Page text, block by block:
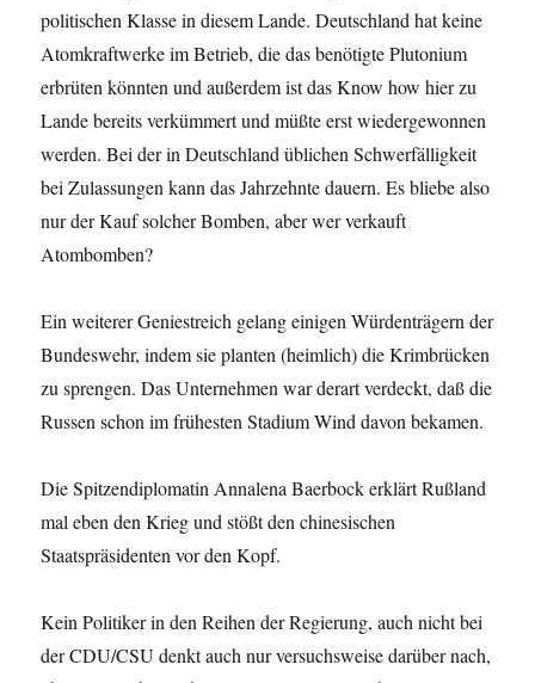
politischen Klasse in diesem Lande. Deutschland hat keine
Atomkraftwerke im Betrieb, die das benötigte Plutonium
erbrüten könnten und außerdem ist das Know how hier zu
Lande bereits verkümmert und müßte erst wiedergewonnen
werden. Bei der in Deutschland üblichen Schwerfälligkeit
bei Zulassungen kann das Jahrzehnte dauern. Es bliebe also
nur der Kauf solcher Bomben, aber wer verkauft
Atombomben?
Ein weiterer Geniestreich gelang einigen Würdenträgern der
Bundeswehr, indem sie planten (heimlich) die Krimbrücken
zu sprengen. Das Unternehmen war derart verdeckt, daß die
Russen schon im frühesten Stadium Wind davon bekamen.
Die Spitzendiplomatin Annalena Baerbock erklärt Rußland
mal eben den Krieg und stößt den chinesischen
Staatspräsidenten vor den Kopf.
Kein Politiker in den Reihen der Regierung, auch nicht bei
der CDU/CSU denkt auch nur versuchsweise darüber nach,